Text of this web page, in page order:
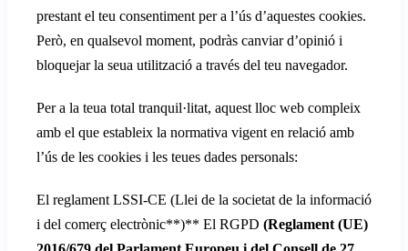
prestant el teu consentiment per a l’ús d’aquestes cookies.
Però, en qualsevol moment, podràs canviar d’opinió i
bloquejar la seua utilització a través del teu navegador.
Per a la teua total tranquil·litat, aquest lloc web compleix
amb el que estableix la normativa vigent en relació amb
l’ús de les cookies i les teues dades personals:
El reglament LSSI-CE (Llei de la societat de la informació
i del comerç electrònic**)** El RGPD (Reglament (UE)